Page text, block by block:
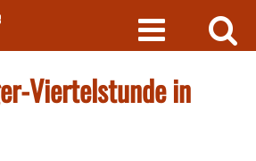
Viertelstunde in